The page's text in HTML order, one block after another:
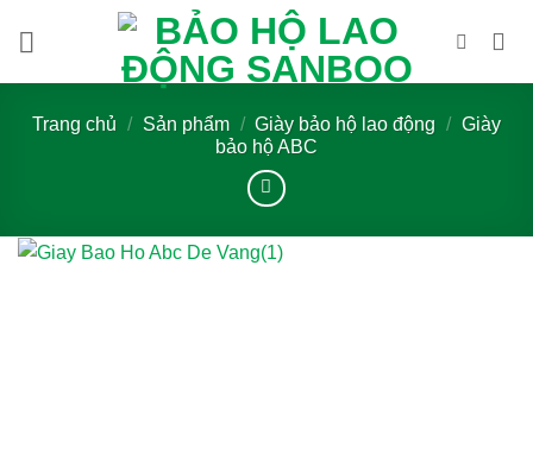
Trang chủ / Sản phẩm / Giày bảo hộ lao động / Giày
bảo hộ ABC